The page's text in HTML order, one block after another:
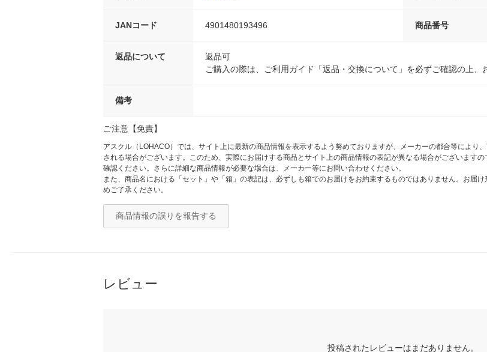
JANコード 4901480193496 商品番号
返品について
返品可
ご購入の際は、ご利用ガイド「返品・交換について」を必ずご確認の上、
備考
ご注意【免責】
アスクル（LOHACO）では、サイト上に最新の商品情報を表示するよう努めておりますが、メーカーの都合等により
される場合がございます。このため、実際にお届けする商品とサイト上の商品情報の表記が異なる場合がございます
確認ください。さらに詳細な商品情報が必要な場合は、メーカー等にお問い合わせください。
また、商品名における「セット」や「箱」の表記は、必ずしも箱でのお届けをお約束するものではありません。お届
めご了承ください。
商品情報の誤りを報告する
レビュー
投稿されたレビューはまだありません。